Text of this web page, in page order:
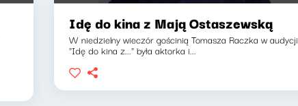
Idę do kina z Mają Ostaszewską
W niedzielny wieczór gościnią Tomasza Raczka w audycji
"Idę do kina z..." była aktorka i...